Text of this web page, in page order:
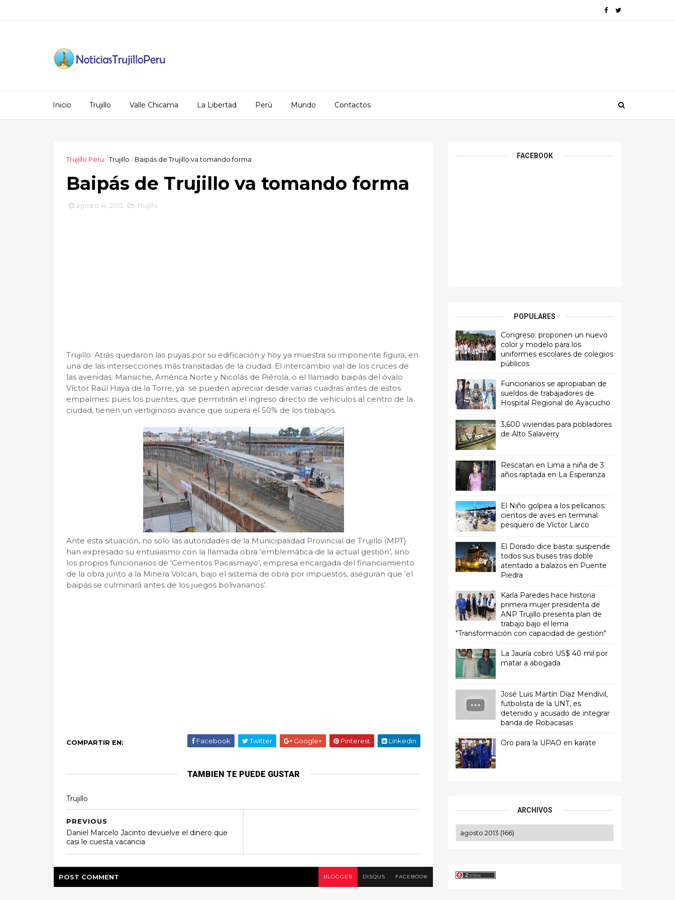
Inicio Trujillo Valle Chicama La Libertad Perú Mundo Contactos
Trujillo Peru /Trujillo / Baipás de Trujillo va tomando forma
Baipás de Trujillo va tomando forma
agosto 14, 2013 Trujillo
Trujillo. Atrás quedaron las puyas por su edificación y hoy ya muestra su imponente figura, en
una de las intersecciones más transitadas de la ciudad. El intercambio vial de los cruces de
las avenidas: Mansiche, América Norte y Nicolás de Piérola, o el llamado baipás del óvalo
Víctor Raúl Haya de la Torre, ya se pueden apreciar desde varias cuadras antes de estos
empalmes; pues los puentes, que permitirán el ingreso directo de vehículos al centro de la
ciudad, tienen un vertiginoso avance que supera el 50% de los trabajos.
Ante esta situación, no solo las autoridades de la Municipalidad Provincial de Trujillo (MPT)
han expresado su entusiasmo con la llamada obra ‘emblemática de la actual gestión’, sino
los propios funcionarios de ‘Cementos Pacasmayo’, empresa encargada del financiamiento
de la obra junto a la Minera Volcan, bajo el sistema de obra por impuestos, aseguran que ‘el
baipás se culminará antes de los juegos bolivarianos’.
COMPARTIR EN: Facebook Twitter Google+ Pinterest Linkedin
TAMBIEN TE PUEDE GUSTAR
Trujillo
PREVIOUS
Daniel Marcelo Jacinto devuelve el dinero que
casi le cuesta vacancia
POST COMMENT BLOGGER DISQUS FACEBOOK
FACEBOOK
POPULARES
Congreso: proponen un nuevo
color y modelo para los
uniformes escolares de colegios
públicos
Funcionarios se apropiaban de
sueldos de trabajadores de
Hospital Regional de Ayacucho
3,600 viviendas para pobladores
de Alto Salaverry
Rescatan en Lima a niña de 3
años raptada en La Esperanza
El Niño golpea a los pelícanos:
cientos de aves en terminal
pesquero de Víctor Larco
El Dorado dice basta: suspende
todos sus buses tras doble
atentado a balazos en Puente
Piedra
Karla Paredes hace historia:
primera mujer presidenta de
ANP Trujillo presenta plan de
trabajo bajo el lema
"Transformación con capacidad de gestión"
La Jauría cobró US$ 40 mil por
matar a abogada
José Luis Martín Díaz Mendívil,
futbolista de la UNT, es
detenido y acusado de integrar
banda de Robacasas
Oro para la UPAO en karate
ARCHIVOS